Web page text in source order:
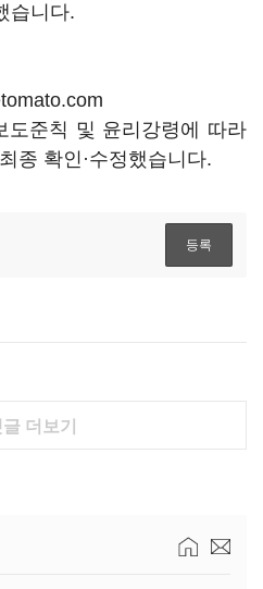
습니다.
도준칙 및 윤리강령에 따라
종 확인·수정했습니다.
글 더보기